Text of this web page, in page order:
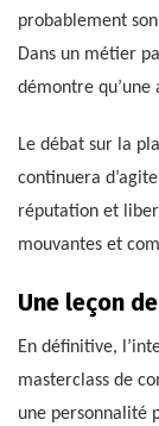
probablement
Dans un métier
démontre qu’une
Le débat sur la
continuera
réputation et
mouvantes et
Une leçon
En définitive,
masterclass de
une personnalité